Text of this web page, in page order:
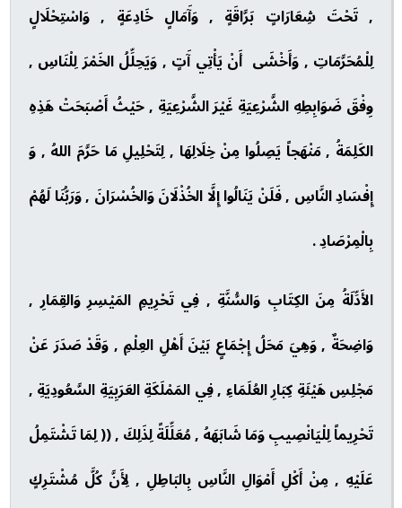
, تَحْتَ شِعَارَاتٍ بَرَّاقَةٍ , وَآَمَالٍ خَادِعَةٍ , وَاسْتِحْلَالٍ
لِلْمُحَرَّمَاتِ , وَأَخْشَى أَنْ يَأْتِي آَتٍ , وَيَحِلِّلُ الخَمْرَ لِلْنَاسِ ,
وِفْقَ ضَوَابِطِهِ الشَّرْعِيَةِ غَيْرَ الشَّرْعِيَةِ , حَيْثُ أَصْبَحَتْ هَذِهِ
الكَلِمَةُ , مَنْهَجاً يَصِلُوا مِنْ خِلَالِهَا , لِتَحْلِيلِ مَا حَرَّمَ اللهُ , وَ
إِفْسَادِ النَّاسِ , فَلَنْ يَنَالُوا إِلَّا الخُذْلَانَ وَالخُسْرَانَ , وَرَبُّنَا لَهُمْ
بِالْمِرْصَادِ .
الأَدِّلَةُ مِنَ الكِتَابِ وَالسُّنَّةِ , فِي تَحْرِيمِ المَيْسِرِ وَالقِمَارِ ,
وَاضِحَةٌ , وَهِيَ مَحَلُ إِجْمَاعٍ بَيْنَ أَهْلِ العِلْمِ , وَقَدْ صَدَرَ عَنْ
مَجْلِسِ هَيْئَةِ كِبَارِ العُلَمَاءِ , فِي المَمْلَكَةِ العَرَبِيَةِ السَّعُودِيَةِ ,
تَحْرِيماً لِلْيَانْصِيبِ وَمَا شَابَهَهُ , مُعَلِّلَةً لِذَلِكَ , (( لِمَا تَشْتَمِلُ
عَلَيْهِ , مِنْ أَكْلِ أَمْوَالِ النَّاسِ بِالبَاطِلِ , لِأَنَّ كُلَّ مُشْتَرِكٍ